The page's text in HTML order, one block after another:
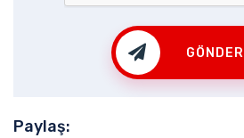
GÖNDER
Paylaş: